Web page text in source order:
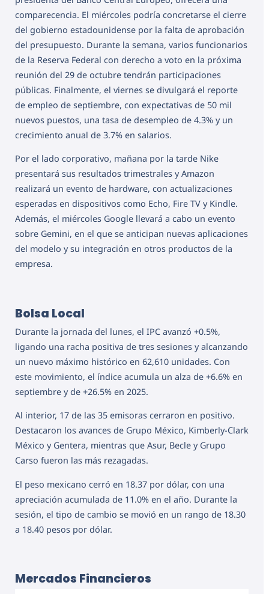
comparecencia. El miércoles podría concretarse el cierre
del gobierno estadounidense por la falta de aprobación
del presupuesto. Durante la semana, varios funcionarios
de la Reserva Federal con derecho a voto en la próxima
reunión del 29 de octubre tendrán participaciones
públicas. Finalmente, el viernes se divulgará el reporte
de empleo de septiembre, con expectativas de 50 mil
nuevos puestos, una tasa de desempleo de 4.3% y un
crecimiento anual de 3.7% en salarios.
Por el lado corporativo, mañana por la tarde Nike
presentará sus resultados trimestrales y Amazon
realizará un evento de hardware, con actualizaciones
esperadas en dispositivos como Echo, Fire TV y Kindle.
Además, el miércoles Google llevará a cabo un evento
sobre Gemini, en el que se anticipan nuevas aplicaciones
del modelo y su integración en otros productos de la
empresa.
Bolsa Local
Durante la jornada del lunes, el IPC avanzó +0.5%,
ligando una racha positiva de tres sesiones y alcanzando
un nuevo máximo histórico en 62,610 unidades. Con
este movimiento, el índice acumula un alza de +6.6% en
septiembre y de +26.5% en 2025.
Al interior, 17 de las 35 emisoras cerraron en positivo.
Destacaron los avances de Grupo México, Kimberly-Clark
México y Gentera, mientras que Asur, Becle y Grupo
Carso fueron las más rezagadas.
El peso mexicano cerró en 18.37 por dólar, con una
apreciación acumulada de 11.0% en el año. Durante la
sesión, el tipo de cambio se movió en un rango de 18.30
a 18.40 pesos por dólar.
Mercados Financieros